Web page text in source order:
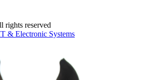
rights reserved
& Electronic Systems